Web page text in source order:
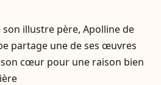
son illustre père, Apolline de
partage une de ses œuvres
cœur pour une raison bien